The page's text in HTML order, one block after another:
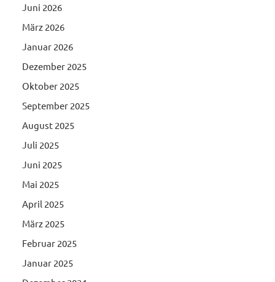
Juni 2026
März 2026
Januar 2026
Dezember 2025
Oktober 2025
September 2025
August 2025
Juli 2025
Juni 2025
Mai 2025
April 2025
März 2025
Februar 2025
Januar 2025